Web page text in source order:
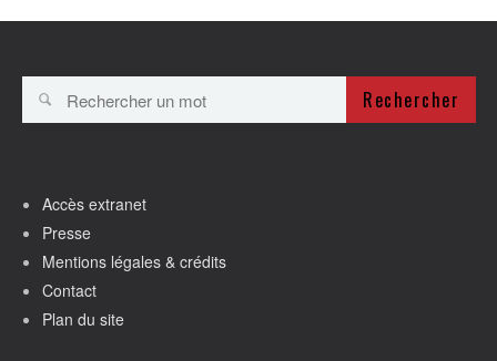
Rechercher
Accès extranet
Presse
Mentions légales & crédits
Contact
Plan du site